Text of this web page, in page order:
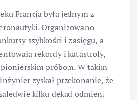
Francja była jednym z
Organizowano
szybkości i zasięgu, a
rekordy i katastrofy,
próbom. W takim
zyskał przekonanie, że
kilku dekad odmieni